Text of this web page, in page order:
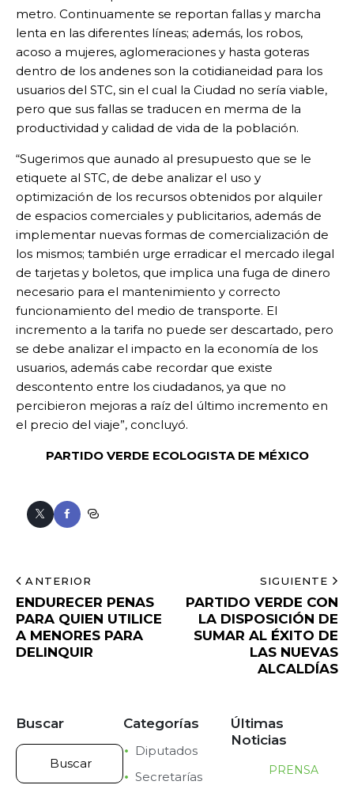
metro. Continuamente se reportan fallas y marcha
lenta en las diferentes líneas; además, los robos,
acoso a mujeres, aglomeraciones y hasta goteras
dentro de los andenes son la cotidianeidad para los
usuarios del STC, sin el cual la Ciudad no sería viable,
pero que sus fallas se traducen en merma de la
productividad y calidad de vida de la población.
“Sugerimos que aunado al presupuesto que se le
etiquete al STC, de debe analizar el uso y
optimización de los recursos obtenidos por alquiler
de espacios comerciales y publicitarios, además de
implementar nuevas formas de comercialización de
los mismos; también urge erradicar el mercado ilegal
de tarjetas y boletos, que implica una fuga de dinero
necesario para el mantenimiento y correcto
funcionamiento del medio de transporte. El
incremento a la tarifa no puede ser descartado, pero
se debe analizar el impacto en la economía de los
usuarios, además cabe recordar que existe
descontento entre los ciudadanos, ya que no
percibieron mejoras a raíz del último incremento en
el precio del viaje”, concluyó.
PARTIDO VERDE ECOLOGISTA DE MÉXICO
ANTERIOR
ENDURECER PENAS
PARA QUIEN UTILICE
A MENORES PARA
DELINQUIR
SIGUIENTE
PARTIDO VERDE CON
LA DISPOSICIÓN DE
SUMAR AL ÉXITO DE
LAS NUEVAS
ALCALDÍAS
Buscar Categorías
Diputados
Secretarías
Últimas
Noticias
PRENSA